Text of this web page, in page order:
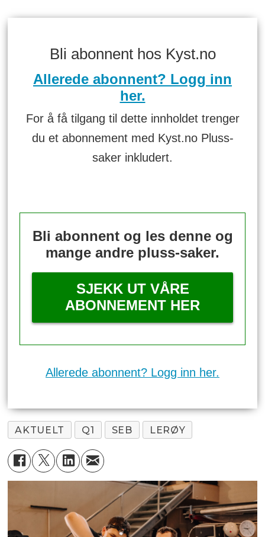
Bli abonnent hos Kyst.no
Allerede abonnent? Logg inn
her.
For å få tilgang til dette innholdet trenger
du et abonnement med Kyst.no Pluss-
saker inkludert.
Bli abonnent og les denne og
mange andre pluss-saker.
SJEKK UT VÅRE
ABONNEMENT HER
Allerede abonnent? Logg inn her.
AKTUELT Q1 SEB LERØY